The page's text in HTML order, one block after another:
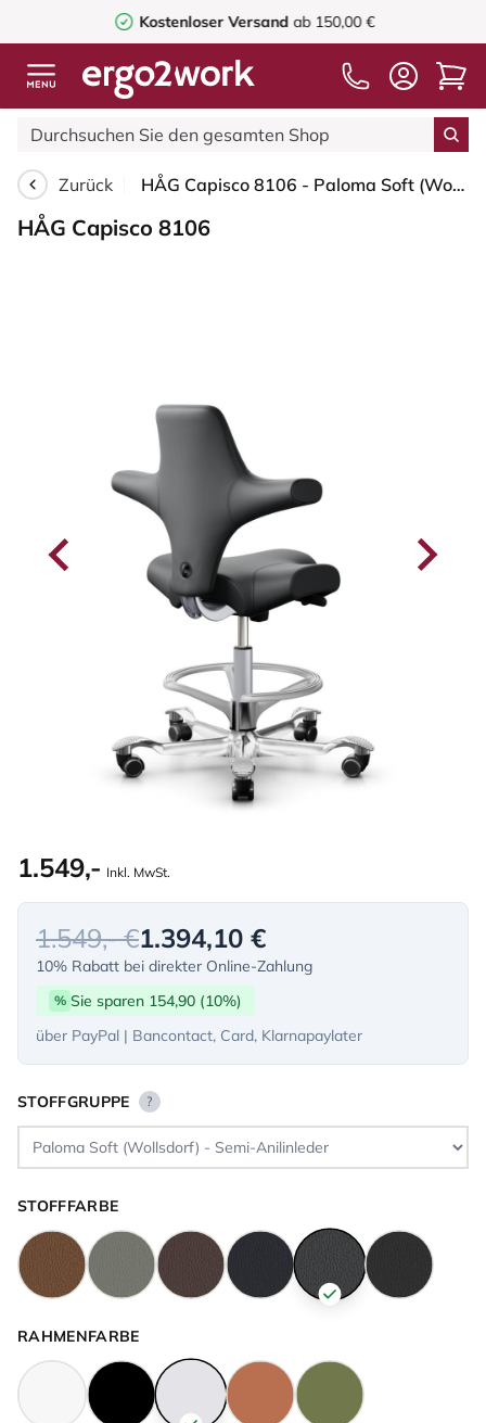
Kostenloser Versandab 150,00 €
Zurück HÅG Capisco 8106 - Paloma Soft (Wollsdorf) - Semi-Anilinleder - ATG55206 - Grey - Silber - 265 mm (Sitzhöhe 53-79cm) - Weiche Rollen für harte Böden
HÅG Capisco 8106
1.549,- Inkl. MwSt.
1.549,- €1.394,10 €
10% Rabatt bei direkter Online-Zahlung
% Sie sparen 154,90 (10%)
über PayPal | Bancontact, Card, Klarnapaylater
STOFFGRUPPE ?
STOFFFARBE
RAHMENFARBE